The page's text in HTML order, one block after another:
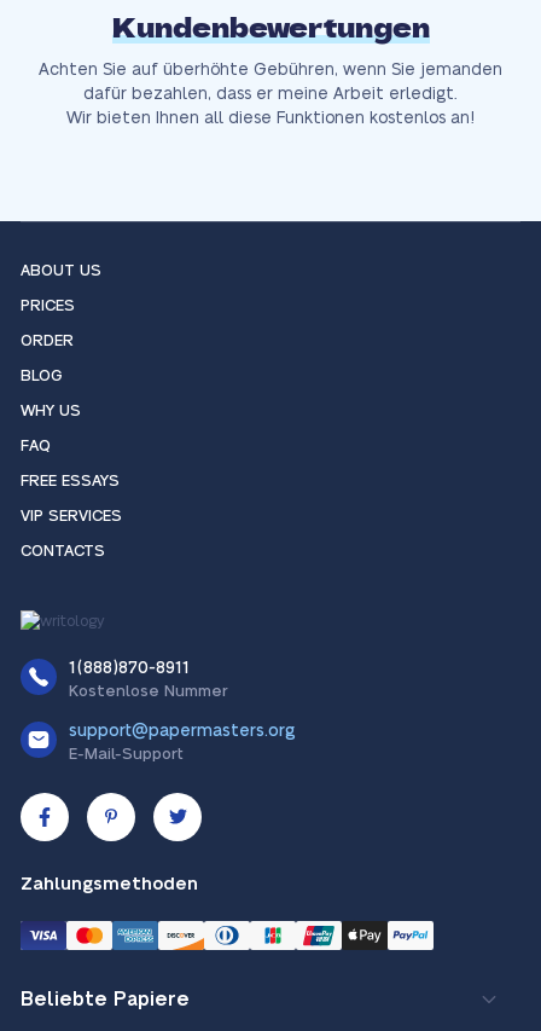
Kundenbewertungen
Achten Sie auf überhöhte Gebühren, wenn Sie jemanden
dafür bezahlen, dass er meine Arbeit erledigt.
Wir bieten Ihnen all diese Funktionen kostenlos an!
ABOUT US
PRICES
ORDER
BLOG
WHY US
FAQ
FREE ESSAYS
VIP SERVICES
CONTACTS
1(888)870-8911
Kostenlose Nummer
support@papermasters.org
E-Mail-Support
Zahlungsmethoden
Beliebte Papiere